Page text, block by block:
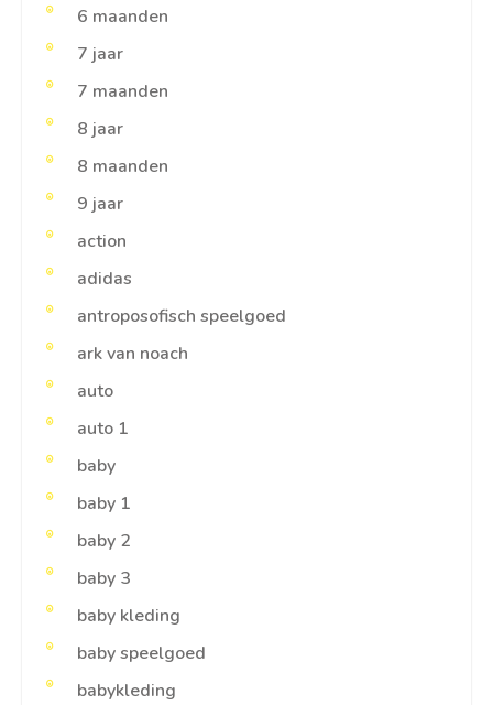
6 maanden
7 jaar
7 maanden
8 jaar
8 maanden
9 jaar
action
adidas
antroposofisch speelgoed
ark van noach
auto
auto 1
baby
baby 1
baby 2
baby 3
baby kleding
baby speelgoed
babykleding